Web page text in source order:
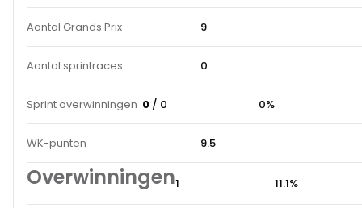
Aantal Grands Prix 9
Aantal sprintraces 0
Sprint overwinningen 0 / 0 0%
WK-punten 9.5
Overwinningen1 11.1%